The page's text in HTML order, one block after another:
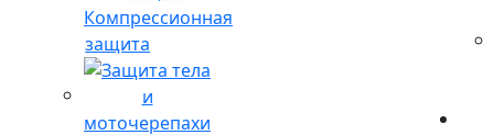
Компрессионная
защита